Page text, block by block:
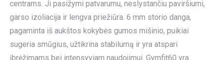
centrams. Ji pasižymi patvarumu, neslystančiu paviršiumi,
garso izoliacija ir lengva priežiūra. 6 mm storio danga,
pagaminta iš aukštos kokybės gumos mišinio, puikiai
sugeria smūgius, užtikrina stabilumą ir yra atspari
įbrėžimams bei intensyviam naudojimui. Gymfit60 yra